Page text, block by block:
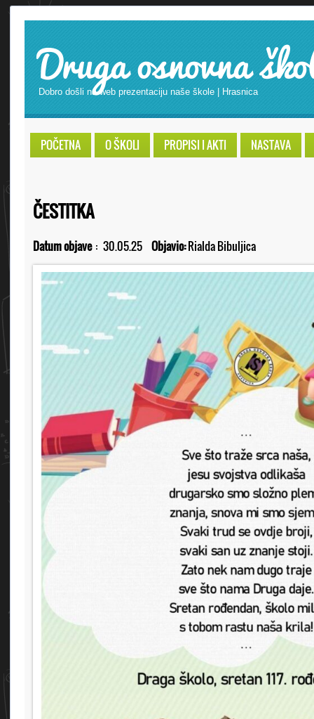
Druga osnovna
Dobro došli na web prezentaciju naše škole | Hrasnica
POČETNA O ŠKOLI PROPISI I AKTI NASTAVA
ČESTITKA
Datum objave : 30.05.25 Objavio:Rialda Bibuljica